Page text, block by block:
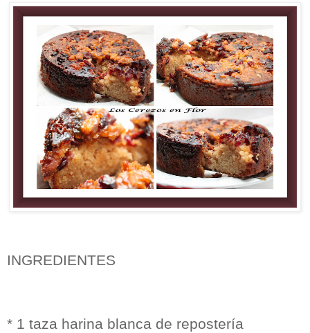
INGREDIENTES
* 1 taza harina blanca de repostería